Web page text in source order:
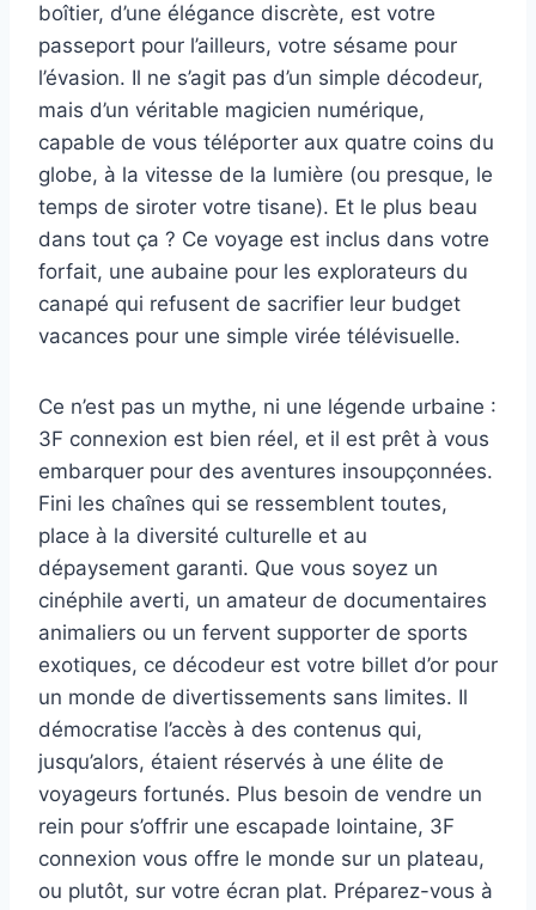
boîtier, d’une élégance discrète, est votre
passeport pour l’ailleurs, votre sésame pour
l’évasion. Il ne s’agit pas d’un simple décodeur,
mais d’un véritable magicien numérique,
capable de vous téléporter aux quatre coins du
globe, à la vitesse de la lumière (ou presque, le
temps de siroter votre tisane). Et le plus beau
dans tout ça ? Ce voyage est inclus dans votre
forfait, une aubaine pour les explorateurs du
canapé qui refusent de sacrifier leur budget
vacances pour une simple virée télévisuelle.
Ce n’est pas un mythe, ni une légende urbaine :
3F connexion est bien réel, et il est prêt à vous
embarquer pour des aventures insoupçonnées.
Fini les chaînes qui se ressemblent toutes,
place à la diversité culturelle et au
dépaysement garanti. Que vous soyez un
cinéphile averti, un amateur de documentaires
animaliers ou un fervent supporter de sports
exotiques, ce décodeur est votre billet d’or pour
un monde de divertissements sans limites. Il
démocratise l’accès à des contenus qui,
jusqu’alors, étaient réservés à une élite de
voyageurs fortunés. Plus besoin de vendre un
rein pour s’offrir une escapade lointaine, 3F
connexion vous offre le monde sur un plateau,
ou plutôt, sur votre écran plat. Préparez-vous à